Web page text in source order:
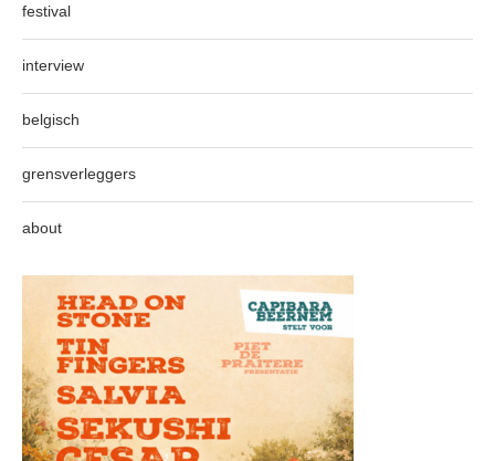
festival
interview
belgisch
grensverleggers
about